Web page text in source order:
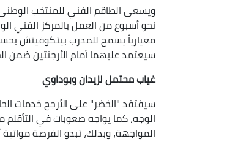
ويسعى الطاقم الفني للمنتخب الوطني
نحو أسبوع من العمل بالمركز الفني
معيارياً يسمح للمدرب بيتكوفيتش
سيعتمد عليهما أمام الأرجنتين ضمن
غياب محتمل لزيدان وبوداوي
سيفتقد "الخضر" على الأرجح خدمات
الوجه، كما يواجه صعوبات في
المواجهة، وبذلك، تبدو الفرصة